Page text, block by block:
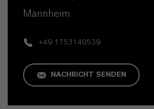
Mannheim
+49 1753140539
NACHRICHT SENDEN